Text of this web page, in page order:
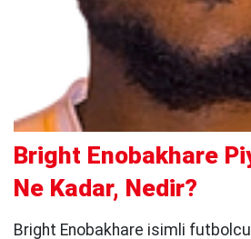
Bright Enobakhare
Ne Kadar, Nedir?
Bright Enobakhare isimli